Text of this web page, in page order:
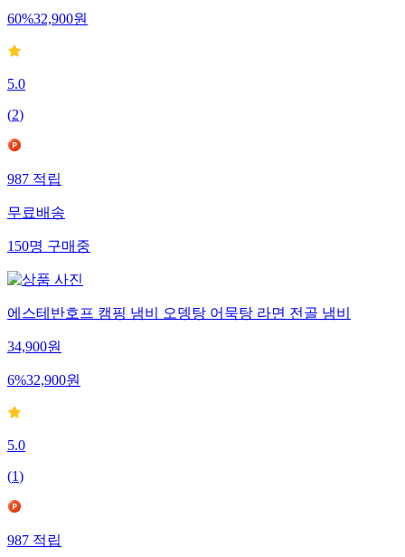
60%32,900원
5.0
(2)
987적립
무료배송
150명구매중
에스테반호프 캠핑 냄비 오뎅탕 어묵탕 라면 전골 냄비
34,900원
6%32,900원
5.0
(1)
987적립